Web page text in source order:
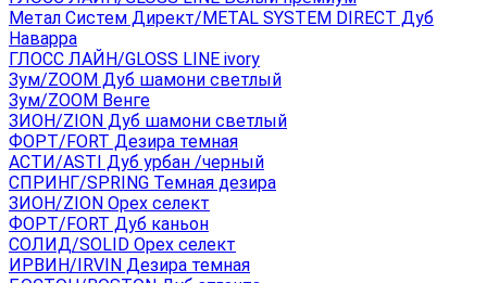
Метал Систем Директ/METAL SYSTEM DIRECT Дуб
Наварра
ГЛОСС ЛАЙН/GLOSS LINE ivory
Зум/ZOOM Дуб шамони светлый
Зум/ZOOM Венге
ЗИОН/ZION Дуб шамони светлый
ФОРТ/FORT Дезира темная
АСТИ/ASTI Дуб урбан /черный
СПРИНГ/SPRING Темная дезира
ЗИОН/ZION Орех селект
ФОРТ/FORT Дуб каньон
СОЛИД/SOLID Орех селект
ИРВИН/IRVIN Дезира темная